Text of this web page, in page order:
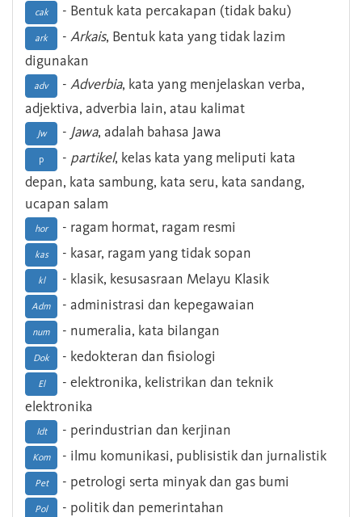
cak - Bentuk kata percakapan (tidak baku)
ark - Arkais, Bentuk kata yang tidak lazim
digunakan
adv - Adverbia, kata yang menjelaskan verba,
adjektiva, adverbia lain, atau kalimat
Jw - Jawa, adalah bahasa Jawa
p - partikel, kelas kata yang meliputi kata
depan, kata sambung, kata seru, kata sandang,
ucapan salam
hor - ragam hormat, ragam resmi
kas - kasar, ragam yang tidak sopan
kl - klasik, kesusasraan Melayu Klasik
Adm - administrasi dan kepegawaian
num - numeralia, kata bilangan
Dok - kedokteran dan fisiologi
El
- elektronika, kelistrikan dan teknik
elektronika
Idt - perindustrian dan kerjinan
Kom - ilmu komunikasi, publisistik dan jurnalistik
Pet - petrologi serta minyak dan gas bumi
Pol - politik dan pemerintahan